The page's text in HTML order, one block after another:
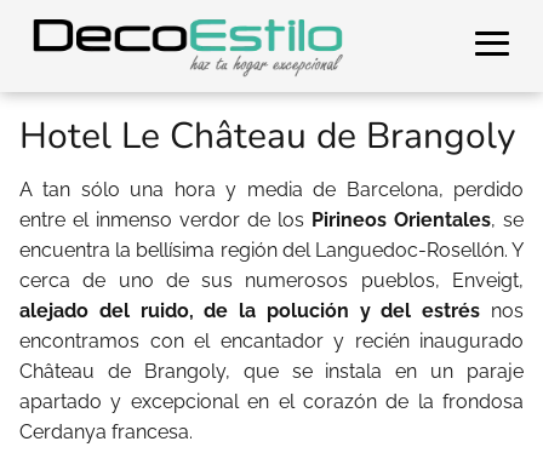
Hotel Le Château de Brangoly
A tan sólo una hora y media de Barcelona, perdido
entre el inmenso verdor de los Pirineos Orientales, se
encuentra la bellísima región del Languedoc-Rosellón. Y
cerca de uno de sus numerosos pueblos, Enveigt,
alejado del ruido, de la polución y del estrés nos
encontramos con el encantador y recién inaugurado
Château de Brangoly, que se instala en un paraje
apartado y excepcional en el corazón de la frondosa
Cerdanya francesa.